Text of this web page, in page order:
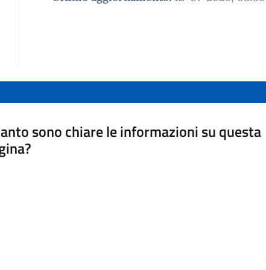
sono chiare le informazioni su questa